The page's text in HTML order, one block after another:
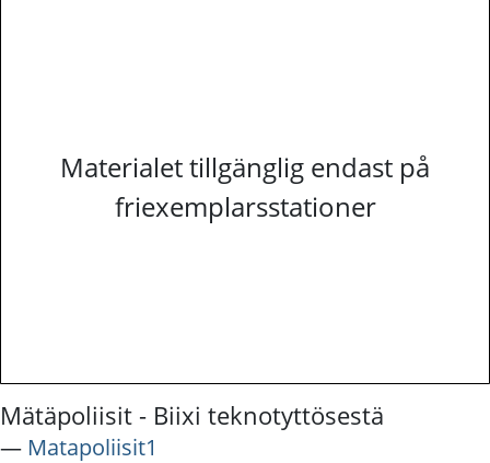
Materialet tillgänglig endast på
friexemplarsstationer
Mätäpoliisit - Biixi teknotyttösestä
― Matapoliisit1